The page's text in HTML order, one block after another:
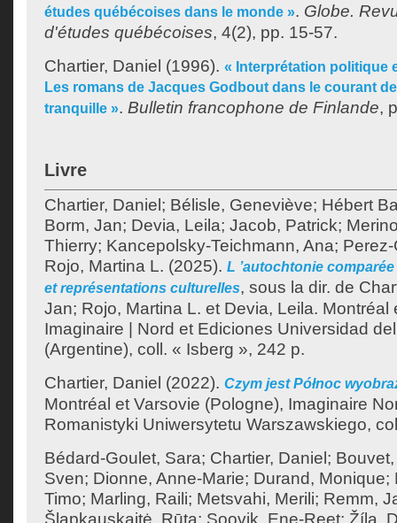
études québécoises dans le monde ». Globe.
d'études québécoises, 4(2), pp. 15-57.
Chartier, Daniel (1996). « Interprétation politique
Les romans de Jacques Godbout dans le courant
tranquille ». Bulletin francophone de Finlande,
Livre
Chartier, Daniel ; Bélisle, Geneviève; Hébert
Borm, Jan; Devia, Leila; Jacob, Patrick;
Thierry; Kancepolsky-Teichmann, Ana;
Rojo, Martina L. (2025). L ’autochtonie
et représentations culturelles, sous la dir. de
Jan; Rojo, Martina L. et Devia, Leila. Montréal
Imaginaire | Nord et Ediciones Universidad
(Argentine), coll. « Isberg », 242 p.
Chartier, Daniel (2022). Czym jest Północ
Montréal et Varsovie (Pologne), Imaginaire
Romanistyki Uniwersytetu Warszawskiego,
Bédard-Goulet, Sara; Chartier, Daniel ;
Sven; Dionne, Anne-Marie; Durand, Monique;
Timo; Marling, Raili; Metsvahi, Merili; Remm,
Šlapkauskaitė, Rūta; Soovik, Ene-Reet; Žíla,